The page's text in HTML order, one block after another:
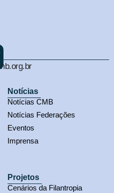
Notícias
Notícias CMB
Notícias Federações
Eventos
Imprensa
Projetos
Cenários da Filantropia